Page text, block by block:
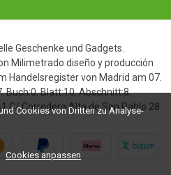
Geschenke und Gadgets.
Milimetrado diseño y producción
Handelsregister von Madrid am 07.
Buch:0. Blatt:10. Abschnitt:8.
C/ Corredera Alta de San Pablo 28
Cookies von Dritten zu Analyse-
Cookies anpassen